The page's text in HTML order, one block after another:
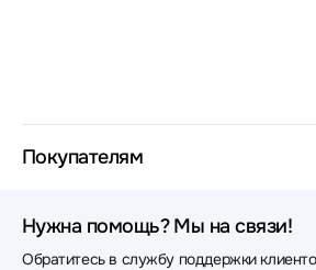
Покупателям
Нужна помощь? Мы на связи!
Обратитесь в службу поддержки